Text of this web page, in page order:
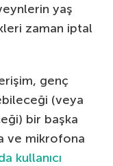
yaş
zaman iptal
genç
(veya
bir başka
ve mikrofona
kullanıcı